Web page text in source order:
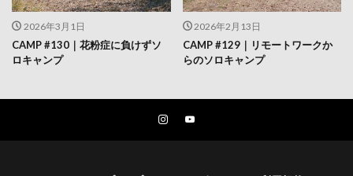
2026年3月1日
CAMP #130｜花粉症に負けずソ
ロキャンプ
2026年2月13日
CAMP #129｜リモートワークか
らのソロキャンプ